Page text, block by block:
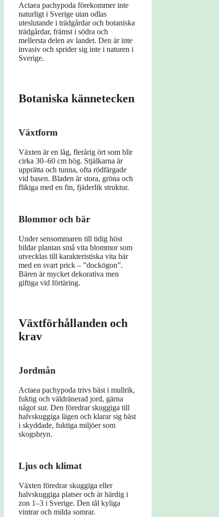
Actaea pachypoda förekommer inte
naturligt i Sverige utan odlas
uteslutande i trädgårdar och botaniska
trädgårdar, främst i södra och
mellersta delen av landet. Den är inte
invasiv och sprider sig inte i naturen i
Sverige.
Botaniska kännetecken
Växtform
Växten är en låg, flerårig ört som blir
cirka 30–60 cm hög. Stjälkarna är
upprätta och tunna, ofta rödfärgade
vid basen. Bladen är stora, gröna och
flikiga med en fin, fjäderlik struktur.
Blommor och bär
Under sensommaren till tidig höst
bildar plantan små vita blommor som
utvecklas till karakteristiska vita bär
med en svart prick – ”dockögon”.
Bären är mycket dekorativa men
giftiga vid förtäring.
Växtförhållanden och
krav
Jordmån
Actaea pachypoda trivs bäst i mullrik,
fuktig och väldränerad jord, gärna
något sur. Den föredrar skuggiga till
halvskuggiga lägen och klarar sig bäst
i skyddade, fuktiga miljöer som
skogsbryn.
Ljus och klimat
Växten föredrar skuggiga eller
halvskuggiga platser och är härdig i
zon 1–3 i Sverige. Den tål kyliga
vintrar och milda somrar.